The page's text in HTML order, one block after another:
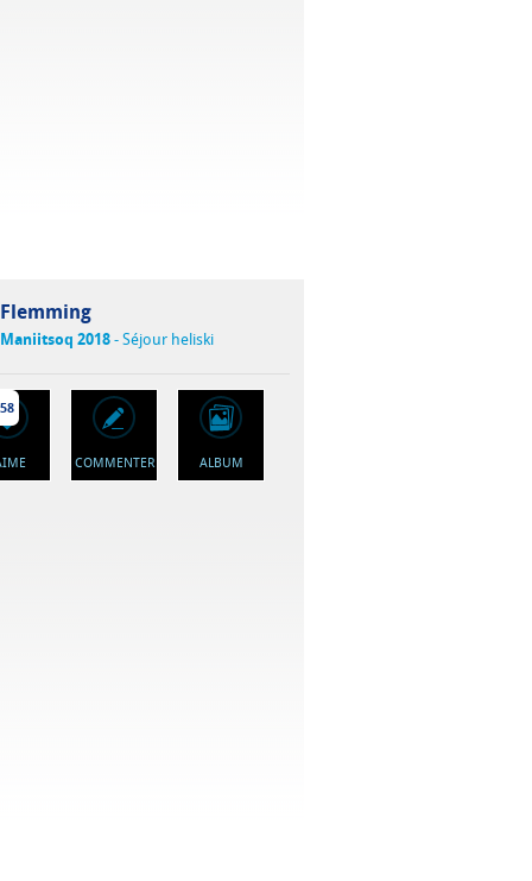
Flemming
Maniitsoq 2018- Séjour heliski
COMMENTER ALBUM